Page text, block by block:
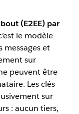
(E2EE) par
le modèle
messages et
sur
peuvent être
Les clés
sur
: aucun tiers,